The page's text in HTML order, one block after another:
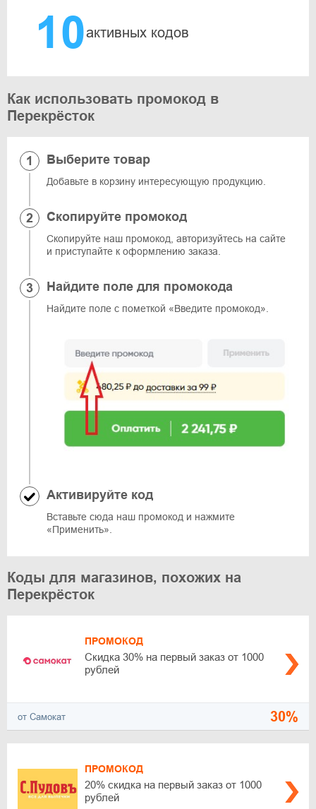
10активных кодов
Как использовать промокод в
Перекрёсток
Выберите товар
Добавьте в корзину интересующую продукцию.
Скопируйте промокод
Скопируйте наш промокод, авторизуйтесь на сайте
и приступайте к оформлению заказа.
Найдите поле для промокода
Найдите поле с пометкой «Введите промокод».
Активируйте код
Вставьте сюда наш промокод и нажмите
«Применить».
Коды для магазинов, похожих на
Перекрёсток
ПРОМОКОД
Скидка 30% на первый заказ от 1000
рублей
от Самокат 30%
ПРОМОКОД
20% скидка на первый заказ от 1000
рублей